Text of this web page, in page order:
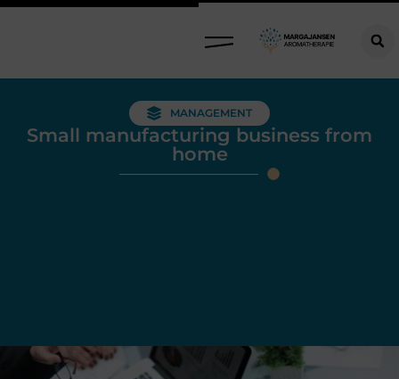
MANAGEMENT
Small manufacturing business from
home